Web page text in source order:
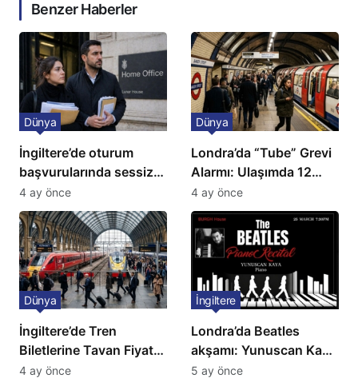
Benzer Haberler
İngiltere’de oturum
başvurularında sessiz
kriz: Büyükelçilikten
açıklama!
Dünya
4 ay önce
Londra’da “Tube” Grevi
Alarmı: Ulaşımda 12
Günlük Kaos Kapıda
Dünya
4 ay önce
İngiltere’de Tren
Biletlerine Tavan Fiyat:
Ulaşımda Yeni
Dünya
4 ay önce
Londra’da Beatles
akşamı: Yunuscan Kaya
klasik yorumuyla
İngiltere
5 ay önce